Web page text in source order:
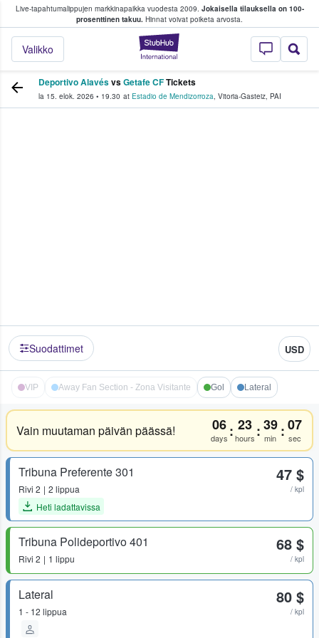
Live-tapahtumalippujen markkinapaikka vuodesta 2009. Jokaisella tilauksella on 100-
prosenttinen takuu. Hinnat voivat poiketa arvosta.
StubHub -
Valikko
fanit ostavat ja myyvät lippuja
Deportivo AlavésvsGetafe CFTickets
la 15. elok. 2026 • 19.30 at Estadio de Mendizorroza, Vitoria-Gasteiz, PAI
Suodattimet USD
VIP Away Fan Section - Zona Visitante Gol Lateral
Vain muutaman päivän päässä! 06
days : 23
hours :39
min :07
sec
Tribuna Preferente 301
Rivi 2
2 lippua
Heti ladattavissa
47 $
/ kpl
Tribuna Polideportivo 401
Rivi 2 1 lippu
68 $
/ kpl
Lateral
1 - 12 lippua
80 $
/ kpl